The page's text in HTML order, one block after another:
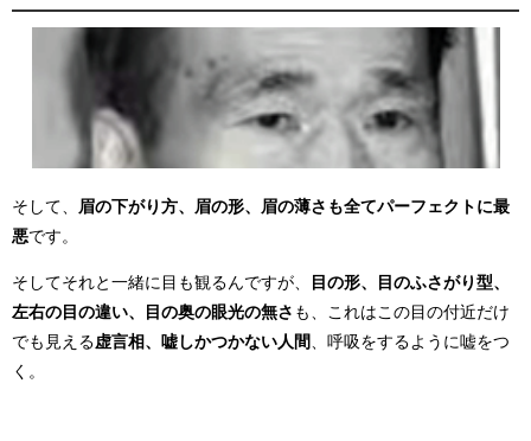
そして、
眉の下がり方、眉の形、眉の薄さも全てパーフェクトに最
悪です。
そしてそれと一緒に目も観るんですが、
目の形、目のふさがり型、
左右の目の違い、目の奥の眼光の無さ も、これはこの目の付近だけ
でも見える虚言相、嘘しかつかない人間
、呼吸をするように嘘をつ
く。